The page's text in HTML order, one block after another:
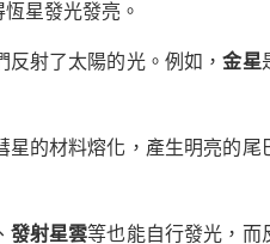
星發光發亮。
反射了太陽的光。例如，金星
的材料熔化，產生明亮的尾
發射星雲等也能自行發光，而